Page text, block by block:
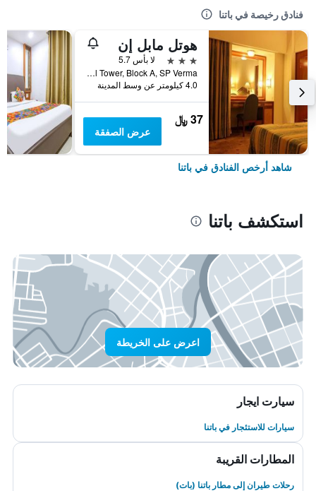
فنادق رخيصة في باتنا
هوتل مابل إن
3 نجوم
لا بأس 5.7
Capitol Tower, Block A, SP Verma, باتنا, الهند
4.0 كيلومتر عن وسط المدينة
37 ﷼
عرض الصفقة
شاهد أرخص الفنادق في باتنا
استكشف باتنا
اعرض على الخريطة
سيارت ايجار
سيارات للاستئجار في باتنا
المطارات القريبة
رحلات طيران إلى مطار باتنا (بات)